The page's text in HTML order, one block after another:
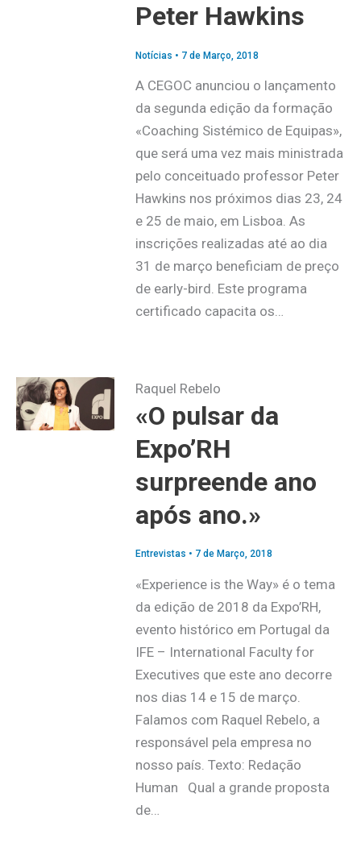
Peter Hawkins
Notícias • 7 de Março, 2018
A CEGOC anunciou o lançamento
da segunda edição da formação
«Coaching Sistémico de Equipas»,
que será uma vez mais ministrada
pelo conceituado professor Peter
Hawkins nos próximos dias 23, 24
e 25 de maio, em Lisboa. As
inscrições realizadas até ao dia
31 de março beneficiam de preço
de early-bird. Este programa
certificado capacita os…
Raquel Rebelo
«O pulsar da
Expo’RH
surpreende ano
após ano.»
Entrevistas • 7 de Março, 2018
«Experience is the Way» é o tema
da edição de 2018 da Expo’RH,
evento histórico em Portugal da
IFE – International Faculty for
Executives que este ano decorre
nos dias 14 e 15 de março.
Falamos com Raquel Rebelo, a
responsável pela empresa no
nosso país. Texto: Redação
Human Qual a grande proposta
de…